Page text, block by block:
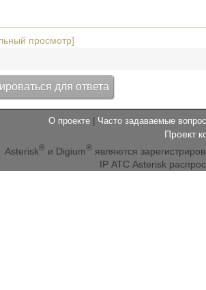
просмотр]
О проекте Часто задаваемые
Проект
Asterisk® и Digium® являются
IP АТС Asterisk